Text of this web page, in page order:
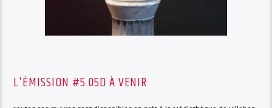
L'ÉMISSION #5.05D À VENIR